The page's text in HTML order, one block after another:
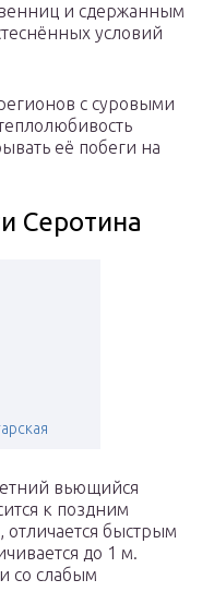
и сдержанным
условий
с суровыми
её побеги на
Серотина
вьющийся
к поздним
отличается быстрым
до 1 м.
со слабым